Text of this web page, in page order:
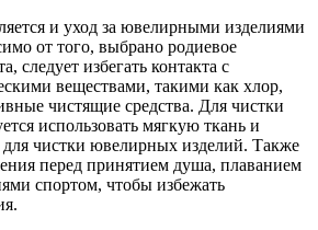
и уход за ювелирными изделиями
от того, выбрано родиевое
следует избегать контакта с
веществами, такими как хлор,
чистящие средства. Для чистки
использовать мягкую ткань и
чистки ювелирных изделий. Также
перед принятием душа, плаванием
спортом, чтобы избежать